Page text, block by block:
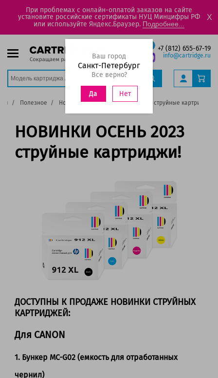
При проблемах с онлайн-оплатой заказов на сайте
установите российские сертификаты НУЦ Минцифры РФ
или используйте Яндекс.Браузер. Подробнее...
X
+7 (812) 655-67-19
info@cartridge.ru
Ваш город
Санкт-Петербург
Все верно?
Да Нет
Полезное Новости НОВИНКИ ОСЕНЬ 2023 струйные картриджи!
НОВИНКИ ОСЕНЬ 2023
струйные картриджи!
ДОСТУПНЫ К ПРОДАЖЕ НОВИНКИ СТРУЙНЫХ
КАРТРИДЖЕЙ:
Для CANON
1. Бункер MC-G02 (емкость для отработанных
чернил)